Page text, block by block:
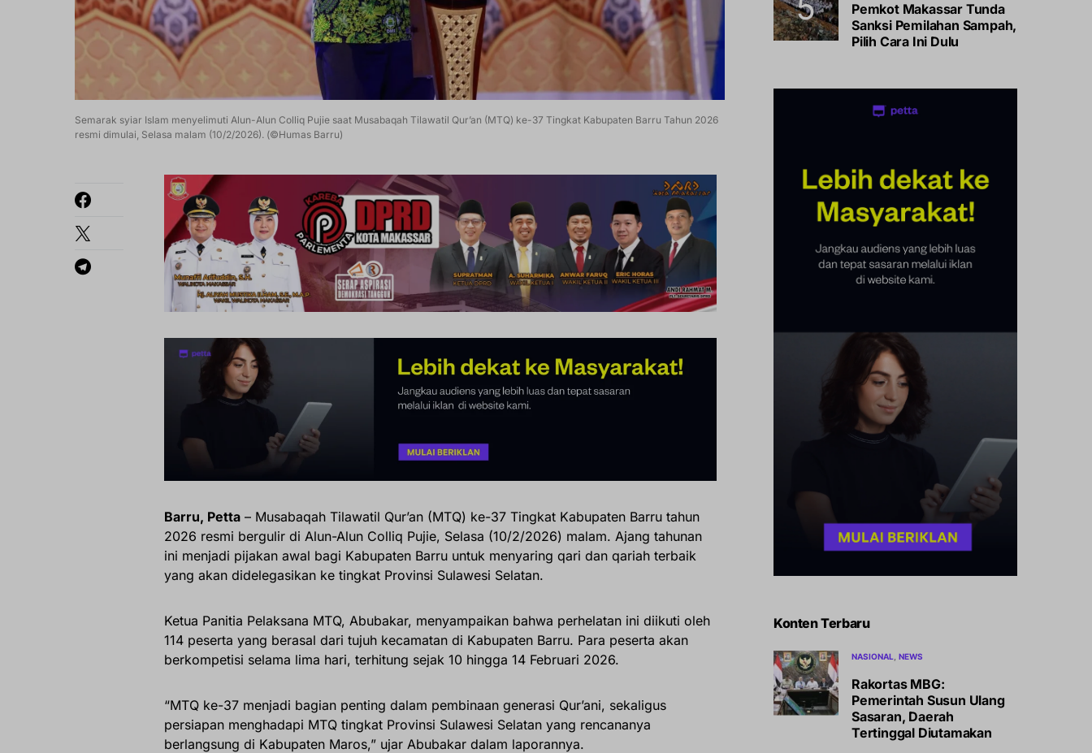
Semarak syiar Islam menyelimuti Alun-Alun Colliq Pujie saat Musabaqah Tilawatil Qur’an (MTQ) ke-37 Tingkat Kabupaten Barru Tahun 2026
resmi dimulai, Selasa malam (10/2/2026). (©Humas Barru)
Barru, Petta – Musabaqah Tilawatil Qur’an (MTQ) ke-37 Tingkat Kabupaten Barru tahun
2026 resmi bergulir di Alun-Alun Colliq Pujie, Selasa (10/2/2026) malam. Ajang tahunan
ini menjadi pijakan awal bagi Kabupaten Barru untuk menyaring qari dan qariah terbaik
yang akan didelegasikan ke tingkat Provinsi Sulawesi Selatan.
Ketua Panitia Pelaksana MTQ, Abubakar, menyampaikan bahwa perhelatan ini diikuti oleh
114 peserta yang berasal dari tujuh kecamatan di Kabupaten Barru. Para peserta akan
berkompetisi selama lima hari, terhitung sejak 10 hingga 14 Februari 2026.
“MTQ ke-37 menjadi bagian penting dalam pembinaan generasi Qur’ani, sekaligus
persiapan menghadapi MTQ tingkat Provinsi Sulawesi Selatan yang rencananya
berlangsung di Kabupaten Maros,” ujar Abubakar dalam laporannya.
Pemkot Makassar Tunda
Sanksi Pemilahan Sampah,
Pilih Cara Ini Dulu
Konten Terbaru
NASIONAL NEWS
Rakortas MBG:
Pemerintah Susun Ulang
Sasaran, Daerah
Tertinggal Diutamakan